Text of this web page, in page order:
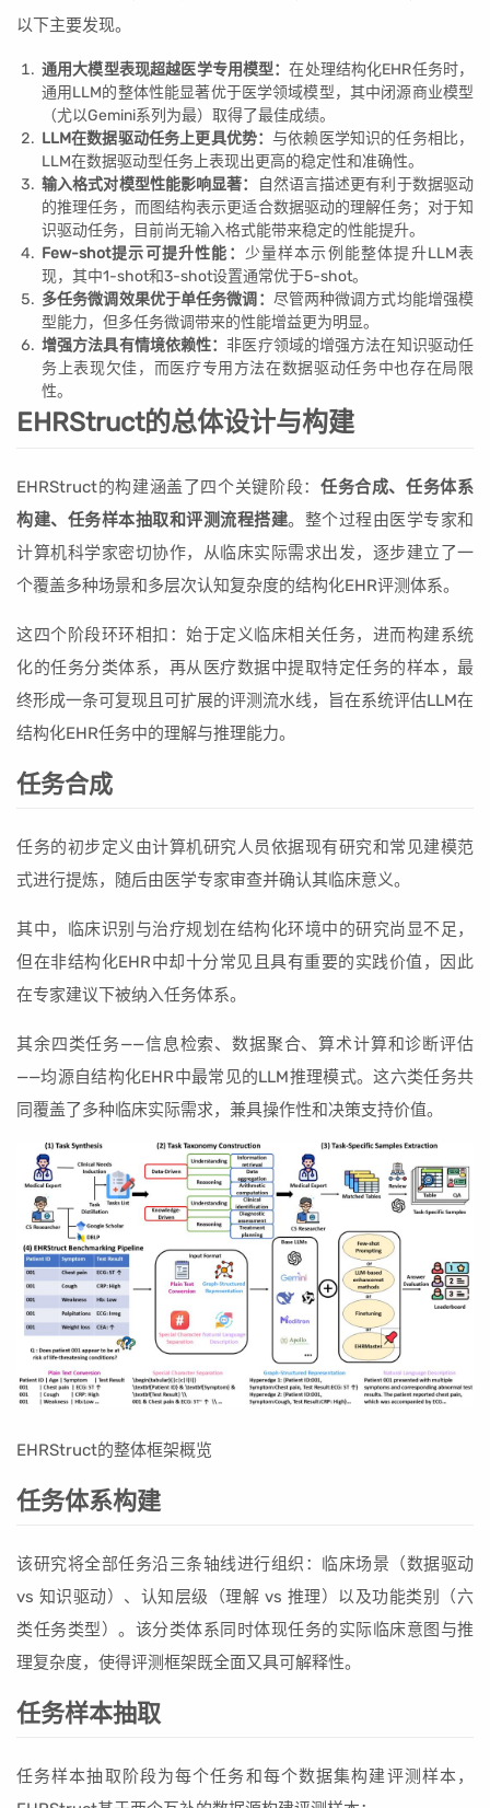
以下主要发现。
通用大模型表现超越医学专用模型：在处理结构化EHR任务时，
通用LLM的整体性能显著优于医学领域模型，其中闭源商业模型
（尤以Gemini系列为最）取得了最佳成绩。
LLM在数据驱动任务上更具优势：与依赖医学知识的任务相比，
LLM在数据驱动型任务上表现出更高的稳定性和准确性。
输入格式对模型性能影响显著：
自然语言描述更有利于数据驱动
的推理任务，而图结构表示更适合数据驱动的理解任务；对于知
识驱动任务，目前尚无输入格式能带来稳定的性能提升。
Few-shot提示可提升性能： 少量样本示例能整体提升LLM表
现，其中1-shot和3-shot设置通常优于5-shot。
多任务微调效果优于单任务微调： 尽管两种微调方式均能增强模
型能力，但多任务微调带来的性能增益更为明显。
增强方法具有情境依赖性：非医疗领域的增强方法在知识驱动任
务上表现欠佳，而医疗专用方法在数据驱动任务中也存在局限
性。
EHRStruct的总体设计与构建
EHRStruct的构建涵盖了四个关键阶段： 任务合成、任务体系
构建、任务样本抽取和评测流程搭建。整个过程由医学专家和
计算机科学家密切协作，从临床实际需求出发，逐步建立了一
个覆盖多种场景和多层次认知复杂度的结构化EHR评测体系。
这四个阶段环环相扣：始于定义临床相关任务，进而构建系统
化的任务分类体系，再从医疗数据中提取特定任务的样本，最
终形成一条可复现且可扩展的评测流水线，旨在系统评估LLM在
结构化EHR任务中的理解与推理能力。
任务合成
任务的初步定义由计算机研究人员依据现有研究和常见建模范
式进行提炼，随后由医学专家审查并确认其临床意义。
其中，临床识别与治疗规划在结构化环境中的研究尚显不足，
但在非结构化EHR中却十分常见且具有重要的实践价值，因此
在专家建议下被纳入任务体系。
其余四类任务——信息检索、数据聚合、算术计算和诊断评估
——均源自结构化EHR中最常见的LLM推理模式。这六类任务共
同覆盖了多种临床实际需求，兼具操作性和决策支持价值。
EHRStruct的整体框架概览
任务体系构建
该研究将全部任务沿三条轴线进行组织：临床场景（数据驱动
vs 知识驱动）、认知层级（理解 vs 推理）以及功能类别（六
类任务类型）。该分类体系同时体现任务的实际临床意图与推
理复杂度，使得评测框架既全面又具可解释性。
任务样本抽取
任务样本抽取阶段为每个任务和每个数据集构建评测样本，